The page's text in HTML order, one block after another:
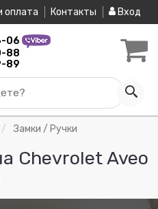
оплата Контакты Вход
06
88
89
Замки / Ручки
Chevrolet Aveo